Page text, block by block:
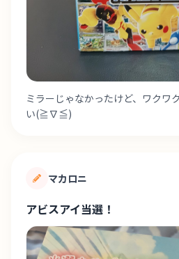
ミラーじゃなかったけど、ワクワ
い(≧∇≦)
マカロニ
アビスアイ当選！